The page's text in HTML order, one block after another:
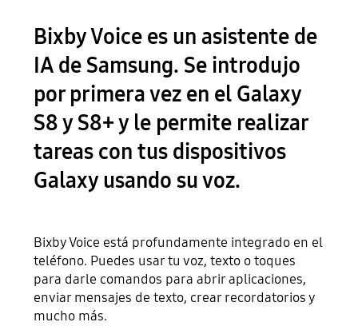
Bixby Voice es un asistente de
IA de Samsung. Se introdujo
por primera vez en el Galaxy
S8 y S8+ y le permite realizar
tareas con tus dispositivos
Galaxy usando su voz.
Bixby Voice está profundamente integrado en el
teléfono. Puedes usar tu voz, texto o toques
para darle comandos para abrir aplicaciones,
enviar mensajes de texto, crear recordatorios y
mucho más.